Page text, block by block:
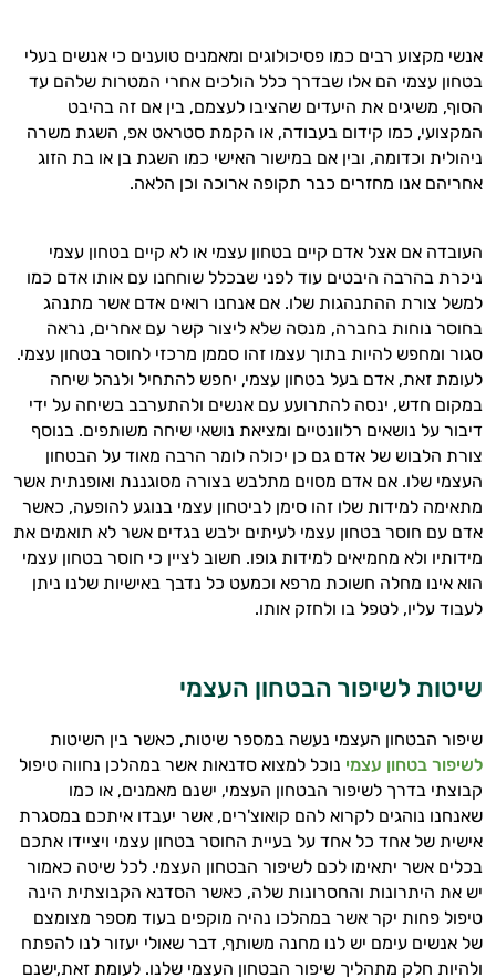
אנשי מקצוע רבים כמו פסיכולוגים ומאמנים טוענים כי אנשים בעלי
בטחון עצמי הם אלו שבדרך כלל הולכים אחרי המטרות שלהם עד
הסוף, משיגים את היעדים שהציבו לעצמם, בין אם זה בהיבט
המקצועי, כמו קידום בעבודה, או הקמת סטראט אפ, השגת משרה
ניהולית וכדומה, ובין אם במישור האישי כמו השגת בן או בת הזוג
אחריהם אנו מחזרים כבר תקופה ארוכה וכן הלאה.
העובדה אם אצל אדם קיים בטחון עצמי או לא קיים בטחון עצמי
ניכרת בהרבה היבטים עוד לפני שבכלל שוחחנו עם אותו אדם כמו
למשל צורת ההתנהגות שלו. אם אנחנו רואים אדם אשר מתנהג
בחוסר נוחות בחברה, מנסה שלא ליצור קשר עם אחרים, נראה
סגור ומחפש להיות בתוך עצמו זהו סממן מרכזי לחוסר בטחון עצמי.
לעומת זאת, אדם בעל בטחון עצמי, יחפש להתחיל ולנהל שיחה
במקום חדש, ינסה להתרועע עם אנשים ולהתערבב בשיחה על ידי
דיבור על נושאים רלוונטיים ומציאת נושאי שיחה משותפים. בנוסף
צורת הלבוש של אדם גם כן יכולה לומר הרבה מאוד על הבטחון
העצמי שלו. אם אדם מסוים מתלבש בצורה מסוגננת ואופנתית אשר
מתאימה למידות שלו זהו סימן לביטחון עצמי בנוגע להופעה, כאשר
אדם עם חוסר בטחון עצמי לעיתים ילבש בגדים אשר לא תואמים את
מידותיו ולא מחמיאים למידות גופו. חשוב לציין כי חוסר בטחון עצמי
הוא אינו מחלה חשוכת מרפא וכמעט כל נדבך באישיות שלנו ניתן
לעבוד עליו, לטפל בו ולחזק אותו.
שיטות לשיפור הבטחון העצמי
שיפור הבטחון העצמי נעשה במספר שיטות, כאשר בין השיטות
לשיפור בטחון עצמי נוכל למצוא סדנאות אשר במהלכן נחווה טיפול
קבוצתי בדרך לשיפור הבטחון העצמי, ישנם מאמנים, או כמו
שאנחנו נוהגים לקרוא להם קואוצ'רים, אשר יעבדו איתכם במסגרת
אישית של אחד כל אחד על בעיית החוסר בטחון עצמי ויציידו אתכם
בכלים אשר יתאימו לכם לשיפור הבטחון העצמי. לכל שיטה כאמור
יש את היתרונות והחסרונות שלה, כאשר הסדנא הקבוצתית הינה
טיפול פחות יקר אשר במהלכו נהיה מוקפים בעוד מספר מצומצם
של אנשים עימם יש לנו מחנה משותף, דבר שאולי יעזור לנו להפתח
ולהיות חלק מתהליך שיפור הבטחון העצמי שלנו. לעומת זאת,ישנם